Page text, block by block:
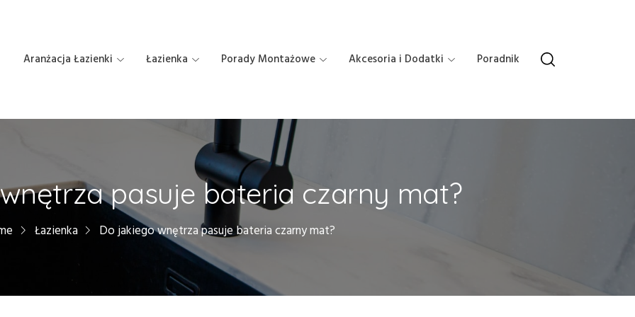
Aranżacja Łazienki Łazienka Porady Montażowe Akcesoria i Dodatki Poradnik
pasuje bateria czarny mat?
Łazienka Do jakiego wnętrza pasuje bateria czarny mat?